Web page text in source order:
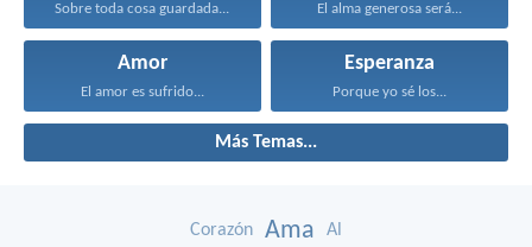
Sobre toda cosa guardada... El alma generosa será...
Amor
El amor es sufrido...
Esperanza
Porque yo sé los...
Más Temas...
Corazón Ama Al